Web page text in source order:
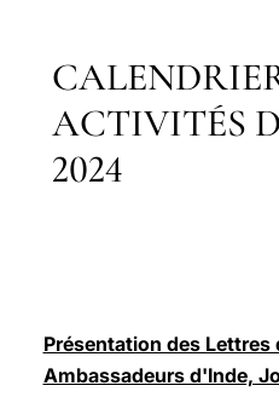
ACTIVITÉS
2024
Présentation des Lettres
Ambassadeurs d'Inde,